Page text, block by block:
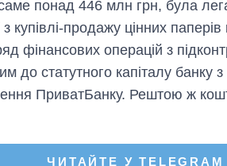
понад 446 млн грн, була
купівлі-продажу цінних
фінансових операцій з
до статутного капіталу банку
ПриватБанку. Рештою ж
ЧИТАЙТЕ У TELEGRAM